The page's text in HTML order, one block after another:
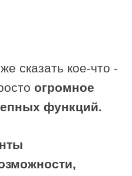
сказать кое-что -
огромное
функций.